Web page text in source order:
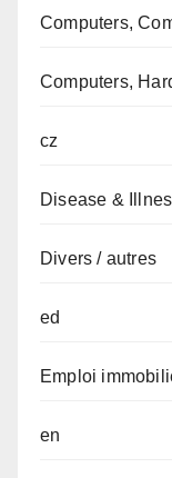
Computers,
Computers,
cz
Disease &
Divers / autres
ed
Emploi
en